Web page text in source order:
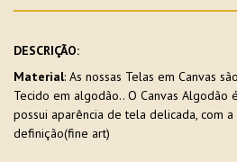
DESCRIÇÃO:
Material: As nossas Telas em Canvas
Tecido em algodão.. O Canvas
possui aparência de tela delicada, com
definição(fine art)